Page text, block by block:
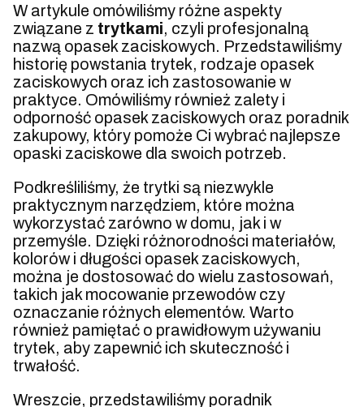
W artykule omówiliśmy różne aspekty
związane z trytkami, czyli profesjonalną
nazwą opasek zaciskowych. Przedstawiliśmy
historię powstania trytek, rodzaje opasek
zaciskowych oraz ich zastosowanie w
praktyce. Omówiliśmy również zalety i
odporność opasek zaciskowych oraz poradnik
zakupowy, który pomoże Ci wybrać najlepsze
opaski zaciskowe dla swoich potrzeb.
Podkreśliliśmy, że trytki są niezwykle
praktycznym narzędziem, które można
wykorzystać zarówno w domu, jak i w
przemyśle. Dzięki różnorodności materiałów,
kolorów i długości opasek zaciskowych,
można je dostosować do wielu zastosowań,
takich jak mocowanie przewodów czy
oznaczanie różnych elementów. Warto
również pamiętać o prawidłowym używaniu
trytek, aby zapewnić ich skuteczność i
trwałość.
Wreszcie, przedstawiliśmy poradnik